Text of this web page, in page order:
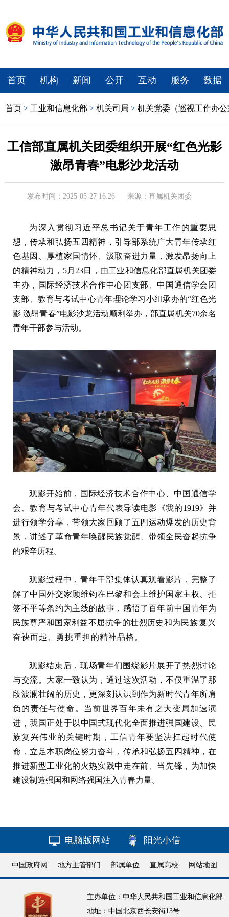
首页 机构 新闻 公开 互动 服务 数据
首页 > 工业和信息化部 > 机关司局 > 机关党委（巡视工作办
工信部直属机关团委组织开展“红色光影
激昂青春”电影沙龙活动
发布时间：2025-05-27 16:26 来源：直属机关团委
为深入贯彻习近平总书记关于青年工作的重要思
想，传承和弘扬五四精神，引导部系统广大青年传承红
色基因、厚植家国情怀、汲取奋进力量，激发昂扬向上
的精神动力， 5月 23日，由工业和信息化部直属机关团委
主办，国际经济技术合作中心团支部、中国通信学会团
支部、教育与考试中心青年理论学习小组承办的“红色光
影 激昂青春”电影沙龙活动顺利举办，部直属机关70余名
青年干部参与活动。
观影开始前，国际经济技术合作中心、中国通信学
会、教育与考试中心青年代表导读电影《我的1919》并
进行领学分享，带领大家回顾了五四运动爆发的历史背
景，讲述了革命青年唤醒民族觉醒、带领全民奋起抗争
的艰辛历程。
观影过程中，青年干部集体认真观看影片，完整了
解了中国外交家顾维钧在巴黎和会上维护国家主权、拒
签不平等条约为主线的故事，感悟了百年前中国青年为
民族尊严和国家利益不屈抗争的壮烈历史和为 民族复兴
奋袂而起、
勇挑重担的精神品格。
观影结束后，现场青年们围绕影片展开了热烈讨论
与交流。大家一致认为，通过这次活动，不仅重温了那
段波澜壮阔的历史，更深刻认识到作为新时代青年所肩
负的责任与使命。当前世界百年未有之大变局加速演
进，我国正处于以中国式现代化全面推进强国建设、民
族复兴伟业的关键时期，工信青年要坚决扛起时代使
命，立足本职岗位努力奋斗，传承和弘扬五四精神，在
推进新型工业化的火热实践中走在前、当先锋，为加快
建设制造强国和网络强国注入青春力量。
电脑版网站 阳光小信
中国政府网 地方主管部门 部属单位 直属高校 网站地图
主办单位：中华人民共和国工业和信息化部
地址：中国北京西长安街13号